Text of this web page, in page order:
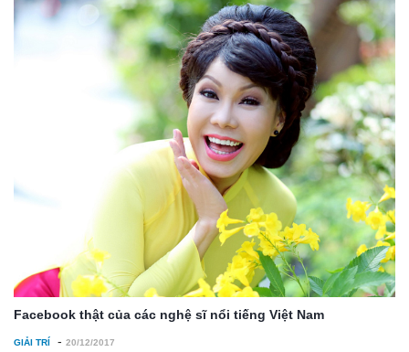
Facebook thật của các nghệ sĩ nổi tiếng Việt Nam
GIẢI TRÍ - 20/12/2017